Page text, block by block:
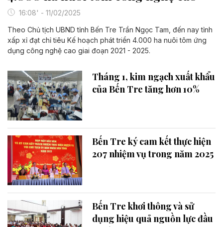
16:08' - 11/02/2025
Theo Chủ tịch UBND tỉnh Bến Tre Trần Ngọc Tam, đến nay tỉnh
xấp xỉ đạt chỉ tiêu Kế hoạch phát triển 4.000 ha nuôi tôm ứng
dụng công nghệ cao giai đoạn 2021 - 2025.
Tháng 1, kim ngạch xuất khẩu
của Bến Tre tăng hơn 10%
Bến Tre ký cam kết thực hiện
207 nhiệm vụ trong năm 2025
Bến Tre khơi thông và sử
dụng hiệu quả nguồn lực đầu